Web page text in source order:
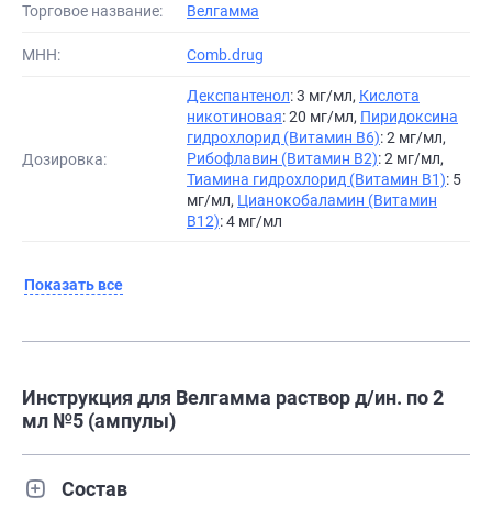
Торговое название: Велгамма
МНН: Comb.drug
Дозировка:
Декспантенол: 3 мг/мл, Кислота
никотиновая: 20 мг/мл, Пиридоксина
гидрохлорид (Витамин B6): 2 мг/мл,
Рибофлавин (Витамин B2): 2 мг/мл,
Тиамина гидрохлорид (Витамин B1): 5
мг/мл, Цианокобаламин (Витамин
B12): 4 мг/мл
Показать все
Инструкция для Велгамма раствор д/ин. по 2
мл №5 (ампулы)
Состав